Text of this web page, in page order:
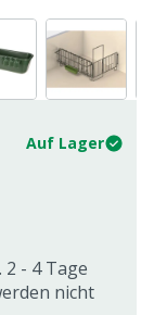
Auf Lager
- 4 Tage
nicht